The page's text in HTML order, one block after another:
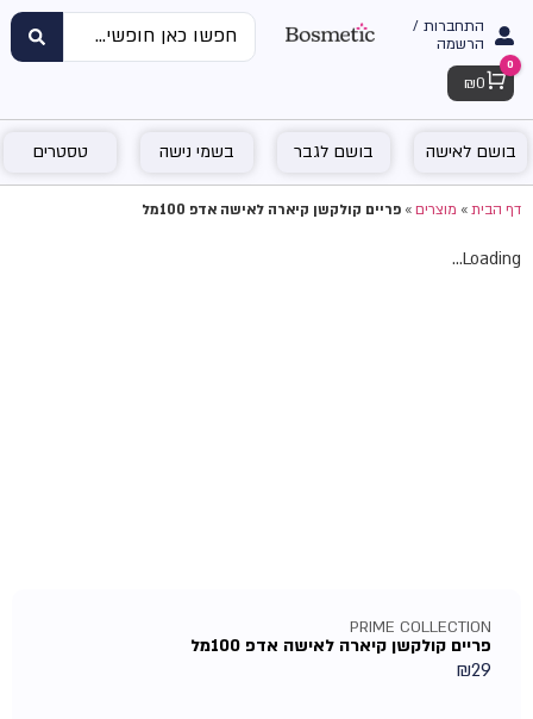
התחברות /
הרשמה
Cart
0
₪ 0
בושם לאישה בושם לגבר בשמי נישה טסטרים
דף הבית»מוצרים»פריים קולקשן קיארה לאישה אדפ 100מל
Loading...
PRIME COLLECTION
פריים קולקשן קיארה לאישה אדפ 100מל
₪29